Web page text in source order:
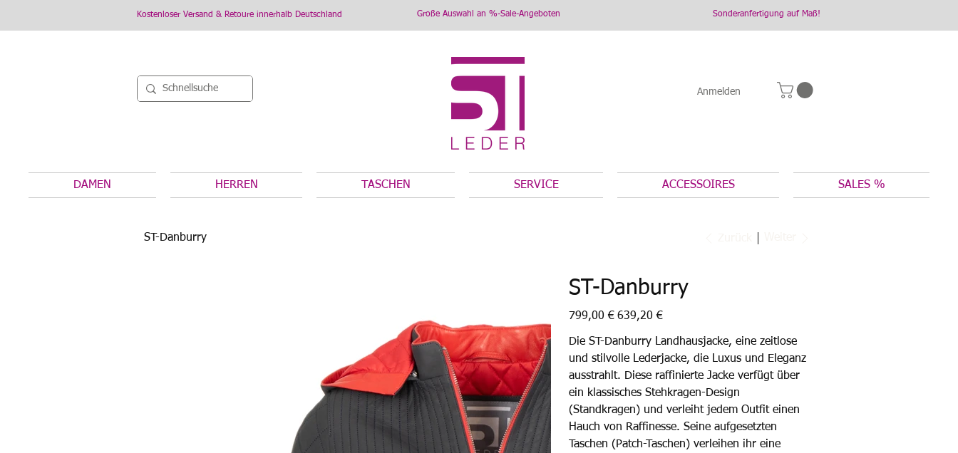
Kostenloser Versand & Retoure innerhalb Deutschland Große Auswahl an %-Sale-Angeboten Sonderanfertigung auf Maß!
Anmelden
DAMEN HERREN TASCHEN SERVICE ACCESSOIRES SALES %
ST-Danburry
ST-Danburry
Ursprünglicher
Preis
799,00 € Angebotspreis
639,20 €
Die ST-Danburry Landhausjacke, eine zeitlose
und stilvolle Lederjacke, die Luxus und Eleganz
ausstrahlt. Diese raffinierte Jacke verfügt über
ein klassisches Stehkragen-Design
(Standkragen) und verleiht jedem Outfit einen
Hauch von Raffinesse. Seine aufgesetzten
Taschen (Patch-Taschen) verleihen ihr eine